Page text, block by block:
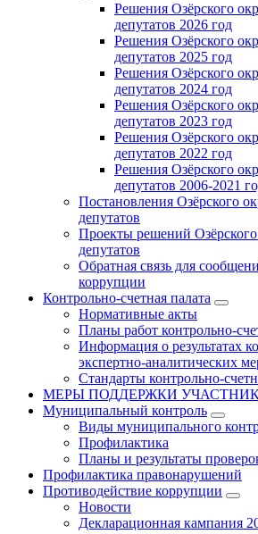
Решения Озёрского
депутатов 2026 год
Решения Озёрского
депутатов 2025 год
Решения Озёрского
депутатов 2024 год
Решения Озёрского
депутатов 2023 год
Решения Озёрского
депутатов 2022 год
Решения Озёрского
депутатов 2006-2021
Постановления Озёрского
депутатов
Проекты решений
депутатов
Обратная связь для
коррупции
Контрольно-счетная палата
Нормативные акты
Планы работ контрольно-
Информация о результатах
экспертно-аналитических
Стандарты контрольно-
МЕРЫ ПОДДЕРЖКИ
Муниципальный контроль
Виды муниципального
Профилактика
Планы и результаты
Профилактика правонарушений
Противодействие коррупции
Новости
Декларационная кампания